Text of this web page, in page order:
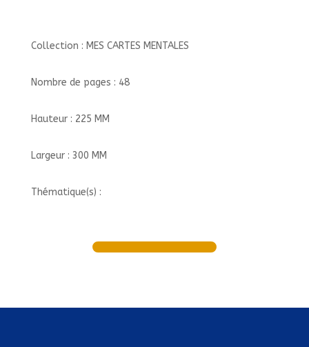
Collection : MES CARTES MENTALES
Nombre de pages : 48
Hauteur : 225 MM
Largeur : 300 MM
Thématique(s) :